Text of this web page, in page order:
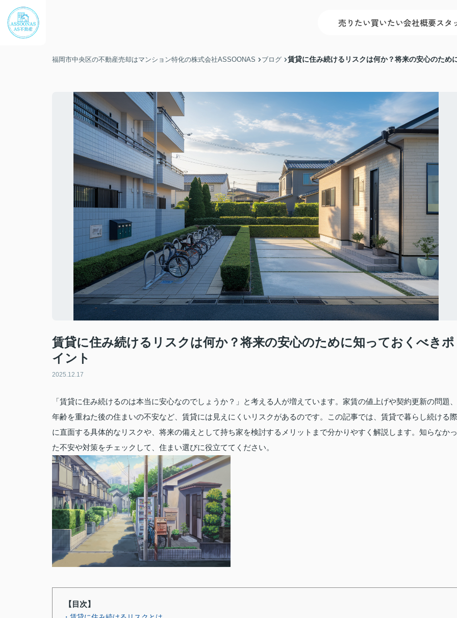
売りたい買いたい会社概要スタ
福岡市中央区の不動産売却はマンション特化の株式会社ASSOONAS ブログ 賃貸に住み続けるリスクは何か？将来の安心のため
賃貸に住み続けるリスクは何か？将来の安心のために知っておくべきポ
イント
2025.12.17
「賃貸に住み続けるのは本当に安心なのでしょうか？」と考える人が増えています。家賃の値上げや契約更新の問題、
年齢を重ねた後の住まいの不安など、賃貸には見えにくいリスクがあるのです。この記事では、賃貸で暮らし続ける際
に直面する具体的なリスクや、将来の備えとして持ち家を検討するメリットまで分かりやすく解説します。知らなかっ
た不安や対策をチェックして、住まい選びに役立ててください。
【目次】